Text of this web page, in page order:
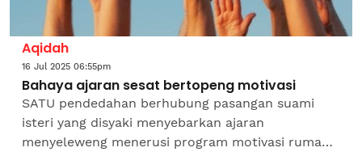
Aqidah
16 Jul 2025 06:55pm
Bahaya ajaran sesat bertopeng motivasi
SATU pendedahan berhubung pasangan suami
isteri yang disyaki menyebarkan ajaran
menyeleweng menerusi program motivasi rumah